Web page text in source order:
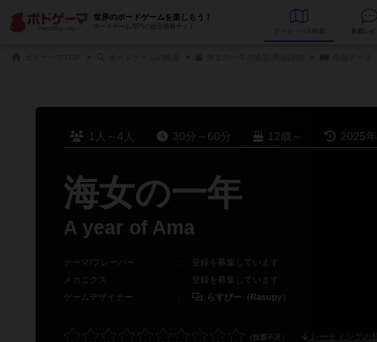
世界のボードゲームを楽しもう！
ボードゲーム専門の総合情報サイト
データベース
1人～4人 30分～60分 12歳～ 2025
海女の一年
A year of Ama
テーマ/フレーバー ：
登録を募集しています
メカニクス
：
登録を募集しています
ゲームデザイナー
： らすぴー（Rasupy）
レーティングの